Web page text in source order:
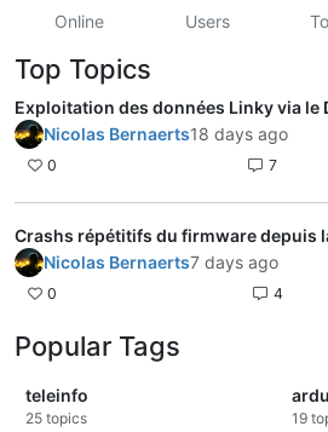
Online Users
Top Topics
Exploitation des données Linky via le
Nicolas Bernaerts18 days ago
0 7
Crashs répétitifs du firmware depuis
Nicolas Bernaerts7 days ago
0 4
Popular Tags
teleinfo
25 topics 19